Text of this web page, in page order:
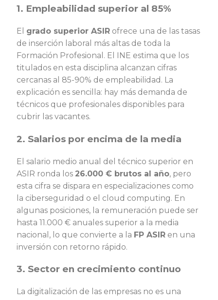
1. Empleabilidad superior al 85%
El grado superior ASIR ofrece una de las tasas
de inserción laboral más altas de toda la
Formación Profesional. El INE estima que los
titulados en esta disciplina alcanzan cifras
cercanas al 85-90% de empleabilidad. La
explicación es sencilla: hay más demanda de
técnicos que profesionales disponibles para
cubrir las vacantes.
2. Salarios por encima de la media
El salario medio anual del técnico superior en
ASIR ronda los 26.000 € brutos al año, pero
esta cifra se dispara en especializaciones como
la ciberseguridad o el cloud computing. En
algunas posiciones, la remuneración puede ser
hasta 11.000 € anuales superior a la media
nacional, lo que convierte a la FP ASIR en una
inversión con retorno rápido.
3. Sector en crecimiento continuo
La digitalización de las empresas no es una